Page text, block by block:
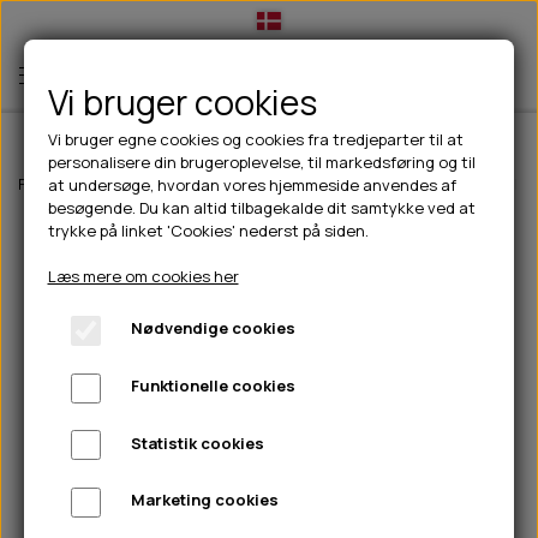
TIL HUND
💧FODER- VANDSKÅLE
CHICOPEE
GODBIDSTASKE
HALSBÅND
🦴 GODBIDDER & SNACKS
🍖 SMAGSVARIANTER
🎾 LEGETØJ
TÆNDER, ØRE, ØJE, POTER & NÆSE
🐾 UDSTYR & KOMFORT
TIL HUNDEEJER
DRIKKEFLASKER/TERMOFLASKER
HUER OG VANTER
PINEWOOD SALES
TIL KAT
TILBUD
NYHEDER
ABONNEMENT
Forside Til hunde Hundesenge og Tæpper Pinewood® Comfy
Vi bruger cookies
Vi bruger egne cookies og cookies fra tredjeparter til at
personalisere din brugeroplevelse, til markedsføring og til
at undersøge, hvordan vores hjemmeside anvendes af
besøgende. Du kan altid tilbagekalde dit samtykke ved at
trykke på linket 'Cookies' nederst på siden.
Læs mere om cookies her
Nødvendige cookies
Funktionelle cookies
Statistik cookies
Marketing cookies